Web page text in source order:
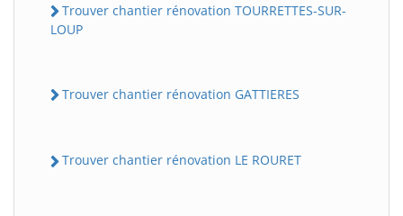
Trouver chantier rénovation TOURRETTES-SUR-
LOUP
Trouver chantier rénovation GATTIERES
Trouver chantier rénovation LE ROURET